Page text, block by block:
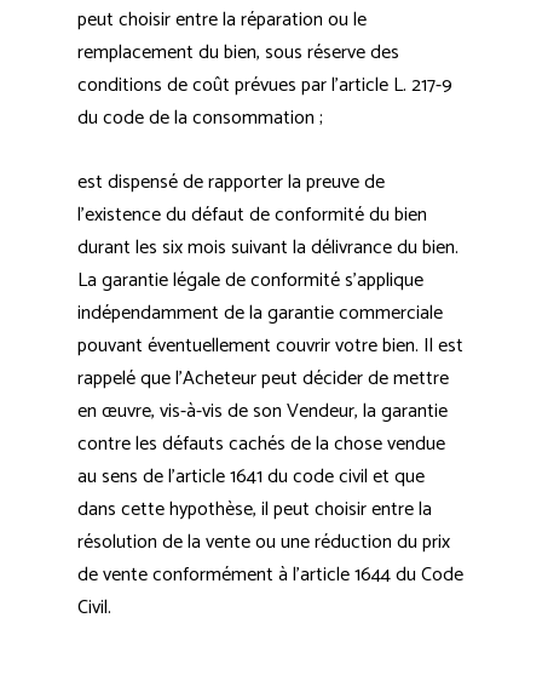
peut choisir entre la réparation ou le
remplacement du bien, sous réserve des
conditions de coût prévues par l’article L. 217-9
du code de la consommation ;
est dispensé de rapporter la preuve de
l’existence du défaut de conformité du bien
durant les six mois suivant la délivrance du bien.
La garantie légale de conformité s’applique
indépendamment de la garantie commerciale
pouvant éventuellement couvrir votre bien. Il est
rappelé que l’Acheteur peut décider de mettre
en œuvre, vis-à-vis de son Vendeur, la garantie
contre les défauts cachés de la chose vendue
au sens de l’article 1641 du code civil et que
dans cette hypothèse, il peut choisir entre la
résolution de la vente ou une réduction du prix
de vente conformément à l’article 1644 du Code
Civil.